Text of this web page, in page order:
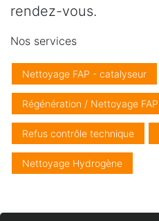
rendez-vous.
Nos services
Nettoyage FAP - catalyseur
Régénération / Nettoyage FAP
Refus contrôle technique
Nettoyage Hydrogène